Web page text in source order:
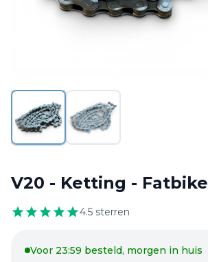
Kinderzitjes
Locatie
&
Contact
4.9 /
reviews
V20 - Ketting - Fatbike
4.5 sterren
Voor 23:59 besteld, morgen in huis